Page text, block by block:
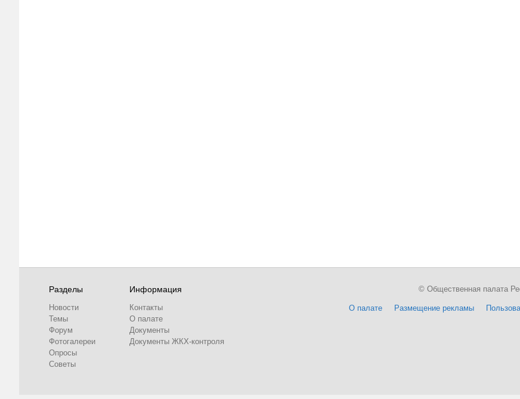
Разделы
Новости
Темы
Форум
Фотогалереи
Опросы
Советы
Информация
Контакты
О палате
Документы
Документы ЖКХ-контроля
О палате Размещение рекламы
© Общественная палата